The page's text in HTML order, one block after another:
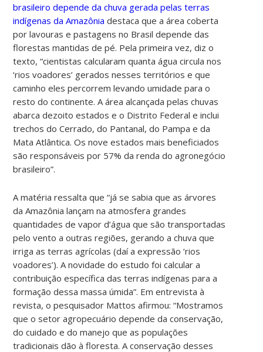
brasileiro depende da chuva gerada pelas terras
indígenas da Amazônia destaca que a área coberta
por lavouras e pastagens no Brasil depende das
florestas mantidas de pé. Pela primeira vez, diz o
texto, “cientistas calcularam quanta água circula nos
‘rios voadores’ gerados nesses territórios e que
caminho eles percorrem levando umidade para o
resto do continente. A área alcançada pelas chuvas
abarca dezoito estados e o Distrito Federal e inclui
trechos do Cerrado, do Pantanal, do Pampa e da
Mata Atlântica. Os nove estados mais beneficiados
são responsáveis por 57% da renda do agronegócio
brasileiro”.
A matéria ressalta que “já se sabia que as árvores
da Amazônia lançam na atmosfera grandes
quantidades de vapor d’água que são transportadas
pelo vento a outras regiões, gerando a chuva que
irriga as terras agrícolas (daí a expressão ‘rios
voadores’). A novidade do estudo foi calcular a
contribuição específica das terras indígenas para a
formação dessa massa úmida”. Em entrevista à
revista, o pesquisador Mattos afirmou: “Mostramos
que o setor agropecuário depende da conservação,
do cuidado e do manejo que as populações
tradicionais dão à floresta. A conservação desses